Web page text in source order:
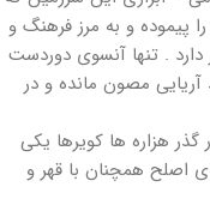
پیموده و به مرز فرهنگ و
دارد . تنها آنسوی دوردست
مصون مانده و در
هزاره ها کویرها یکی
اصلح همچنان با قهر و